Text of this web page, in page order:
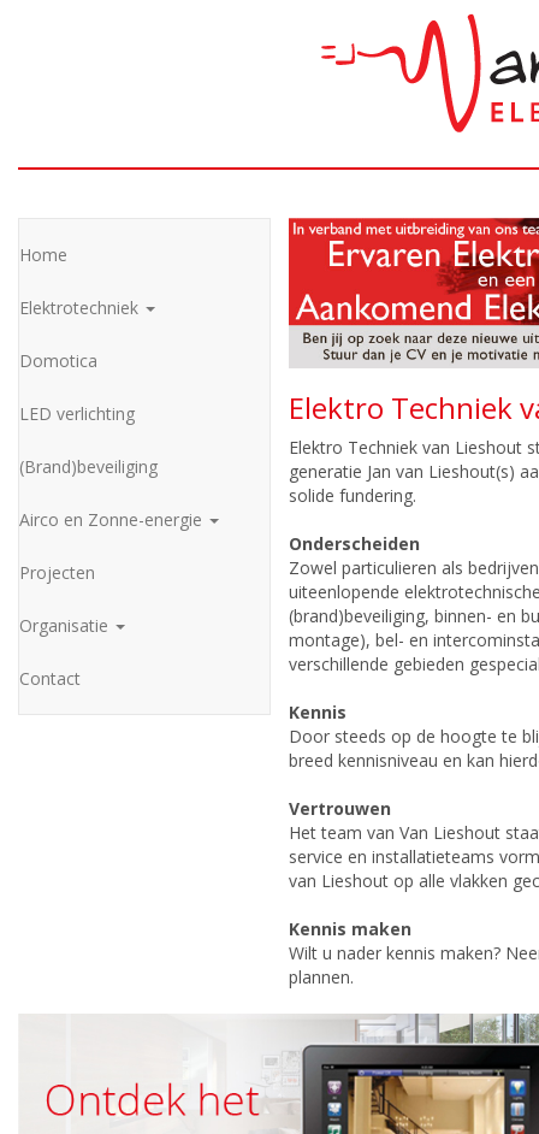
Home
Elektrotechniek
Domotica
LED verlichting
(Brand)beveiliging
Airco en Zonne-energie
Projecten
Organisatie
Contact
Elektro Techniek
Elektro Techniek van Lieshout
generatie Jan van Lieshout(s)
solide fundering.
Onderscheiden
Zowel particulieren als
uiteenlopende
(brand)beveiliging, binnen- en
montage), bel- en
verschillende gebieden
Kennis
Door steeds op de hoogte te
breed kennisniveau en kan
Vertrouwen
Het team van Van Lieshout
service en installatieteams
van Lieshout op alle vlakken
Kennis maken
Wilt u nader kennis maken?
plannen.